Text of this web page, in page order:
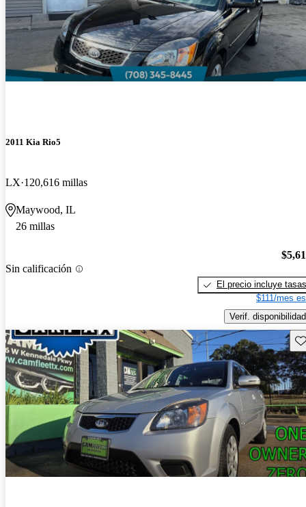
2011 Kia Rio5
LX 120,616 millas
Maywood, IL
26 millas
Sin calificación
El precio incluye tasas
$111/mes
Verif. disponibilidad